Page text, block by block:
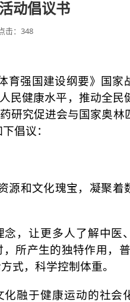
动倡议书
击：348
育强国建设纲要》国家
民健康水平，推动全民
研究促进会与国家奥林
倡议：
源和文化瑰宝，凝聚着
念，让更多人了解中医
所产生的独特作用，
式，科学控制体重。
化融于健康运动的社会